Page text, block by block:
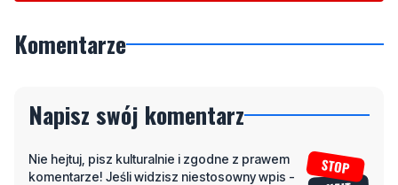
Komentarze
Napisz swój komentarz
Nie hejtuj, pisz kulturalnie i zgodne z prawem
komentarze! Jeśli widzisz niestosowny wpis -